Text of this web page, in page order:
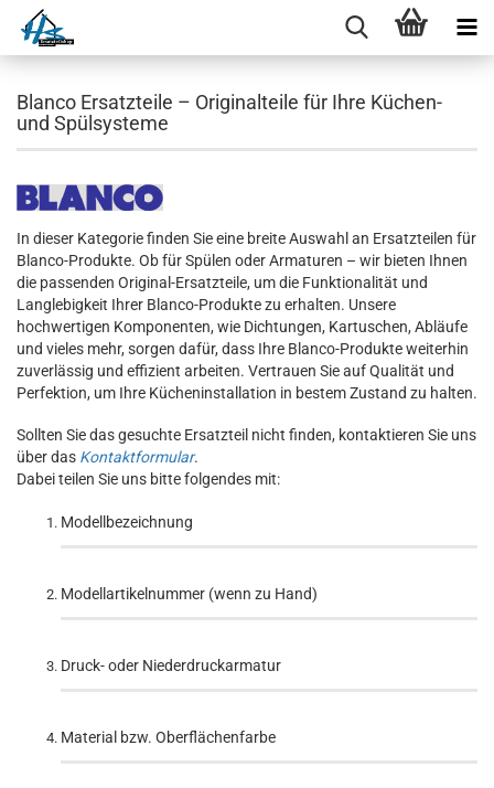
Blanco Ersatzteile – Originalteile für Ihre Küchen-
und Spülsysteme
In dieser Kategorie finden Sie eine breite Auswahl an Ersatzteilen für
Blanco-Produkte. Ob für Spülen oder Armaturen – wir bieten Ihnen
die passenden Original-Ersatzteile, um die Funktionalität und
Langlebigkeit Ihrer Blanco-Produkte zu erhalten. Unsere
hochwertigen Komponenten, wie Dichtungen, Kartuschen, Abläufe
und vieles mehr, sorgen dafür, dass Ihre Blanco-Produkte weiterhin
zuverlässig und effizient arbeiten. Vertrauen Sie auf Qualität und
Perfektion, um Ihre Kücheninstallation in bestem Zustand zu halten.
Sollten Sie das gesuchte Ersatzteil nicht finden, kontaktieren Sie uns
über das Kontaktformular.
Dabei teilen Sie uns bitte folgendes mit:
Modellbezeichnung
Modellartikelnummer (wenn zu Hand)
Druck- oder Niederdruckarmatur
Material bzw. Oberflächenfarbe